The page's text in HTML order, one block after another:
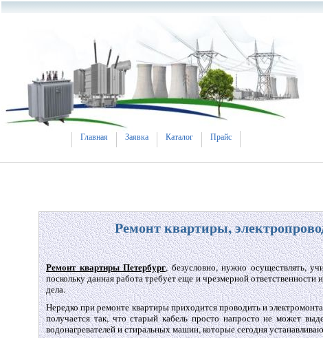
Главная Заявка Каталог Прайс
Ремонт квартиры,
Ремонт квартиры Петербург, безусловно, нужно осуществлять,
поскольку данная работа требует еще и чрезмерной
дела.
Нередко при ремонте квартиры приходится проводить и
получается так, что старый кабель просто напросто не может
водонагревателей и стиральных машин, которые сегодня